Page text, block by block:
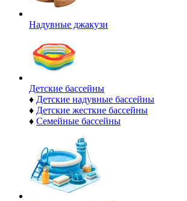
Надувные джакузи
Детские бассейны
♦ Детские надувные бассейны
♦ Детские жесткие бассейны
♦ Семейные бассейны